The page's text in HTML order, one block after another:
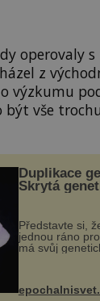
operovaly
z
výzkumu
být vše
Duplikace
Skrytá
Představte si,
jednou ráno
má svůj
vstupenka...